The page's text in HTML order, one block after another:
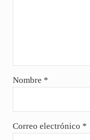
Nombre *
Correo electrónico *